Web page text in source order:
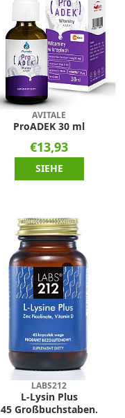
AVITALE
ProADEK 30 ml
€13,93
SIEHE
LABS212
L-Lysin Plus
45 Großbuchstaben.